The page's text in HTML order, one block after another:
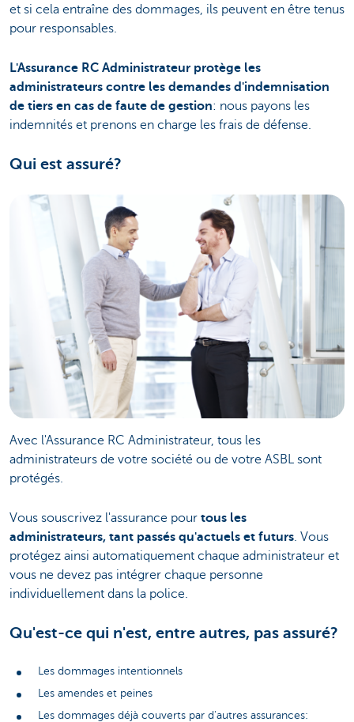
et si cela entraîne des dommages, ils peuvent en être tenus
pour responsables.
L'Assurance RC Administrateur protège les
administrateurs contre les demandes d'indemnisation
de tiers en cas de faute de gestion: nous payons les
indemnités et prenons en charge les frais de défense.
Qui est assuré?
Avec l'Assurance RC Administrateur, tous les
administrateurs de votre société ou de votre ASBL sont
protégés.
Vous souscrivez l'assurance pour tous les
administrateurs, tant passés qu'actuels et futurs. Vous
protégez ainsi automatiquement chaque administrateur et
vous ne devez pas intégrer chaque personne
individuellement dans la police.
Qu'est-ce qui n'est, entre autres, pas assuré?
Les dommages intentionnels
Les amendes et peines
Les dommages déjà couverts par d'autres assurances: